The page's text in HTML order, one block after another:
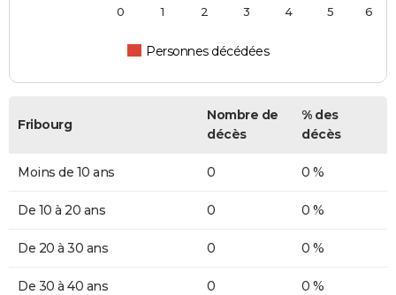
Personnes décédées
0 1 2 3 4 5 6
Fribourg
Nombre de
décès
% des
décès
Moins de 10 ans 0 0 %
De 10 à 20 ans 0 0 %
De 20 à 30 ans 0 0 %
De 30 à 40 ans 0 0 %